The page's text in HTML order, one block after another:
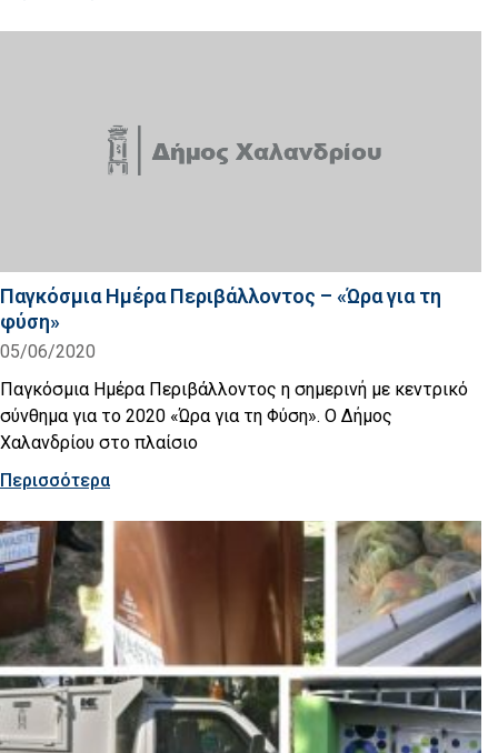
Παγκόσμια Ημέρα Περιβάλλοντος – «Ώρα για τη
φύση»
05/06/2020
Παγκόσμια Ημέρα Περιβάλλοντος η σημερινή με κεντρικό
σύνθημα για το 2020 «Ώρα για τη Φύση». Ο Δήμος
Χαλανδρίου στο πλαίσιο
Περισσότερα